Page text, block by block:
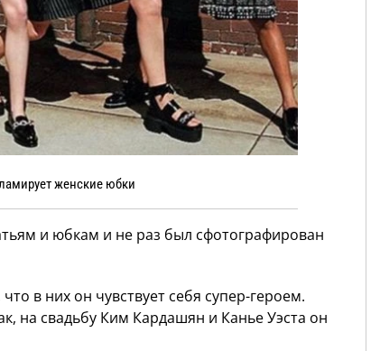
женские юбки
и юбкам и не раз был сфотографирован
в них он чувствует себя супер-героем.
на свадьбу Ким Кардашян и Канье Уэста он